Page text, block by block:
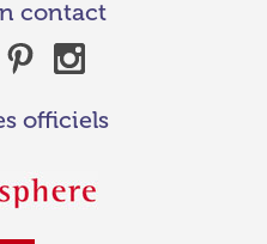
contact
officiels